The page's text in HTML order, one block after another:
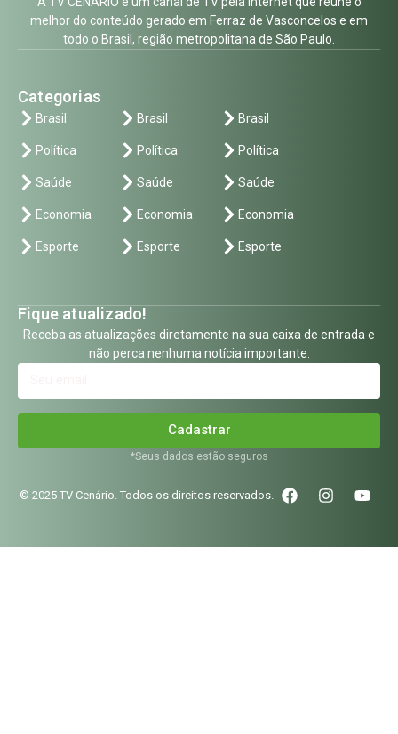
melhor do conteúdo gerado em Ferraz de Vasconcelos e em
todo o Brasil, região metropolitana de São Paulo.
Categorias
Brasil
Política
Saúde
Economia
Esporte
Brasil
Política
Saúde
Economia
Esporte
Brasil
Política
Saúde
Economia
Esporte
Fique atualizado!
Receba as atualizações diretamente na sua caixa de entrada e
não perca nenhuma notícia importante.
Cadastrar
*Seus dados estão seguros
© 2025 TV Cenário. Todos os direitos reservados.